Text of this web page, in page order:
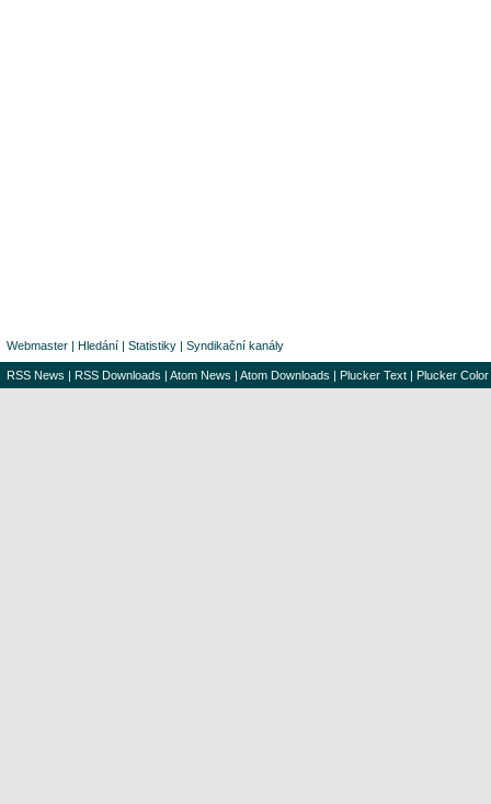
Webmaster | Hledání | Statistiky | Syndikační kanály
RSS News | RSS Downloads | Atom News | Atom Downloads | Plucker Text | Plucker Color